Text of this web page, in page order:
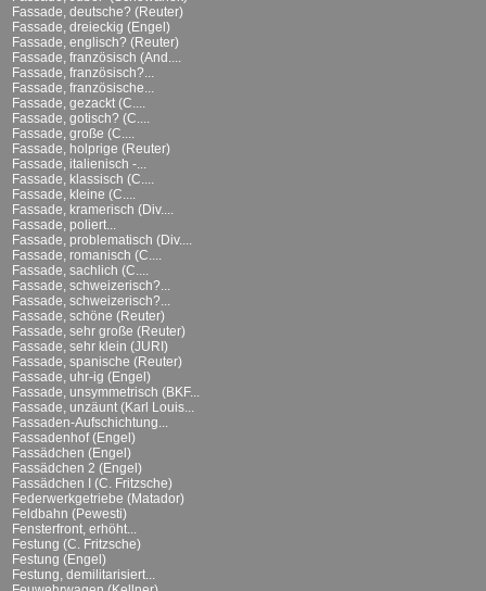
Fassade, deutsche? (Reuter)
Fassade, dreieckig (Engel)
Fassade, englisch? (Reuter)
Fassade, französisch (And....
Fassade, französisch?...
Fassade, französische...
Fassade, gezackt (C....
Fassade, gotisch? (C....
Fassade, große (C....
Fassade, holprige (Reuter)
Fassade, italienisch -...
Fassade, klassisch (C....
Fassade, kleine (C....
Fassade, kramerisch (Div....
Fassade, poliert...
Fassade, problematisch (Div....
Fassade, romanisch (C....
Fassade, sachlich (C....
Fassade, schweizerisch?...
Fassade, schweizerisch?...
Fassade, schöne (Reuter)
Fassade, sehr große (Reuter)
Fassade, sehr klein (JURI)
Fassade, spanische (Reuter)
Fassade, uhr-ig (Engel)
Fassade, unsymmetrisch (BKF...
Fassade, unzäunt (Karl Louis...
Fassaden-Aufschichtung...
Fassadenhof (Engel)
Fassädchen (Engel)
Fassädchen 2 (Engel)
Fassädchen I (C. Fritzsche)
Federwerkgetriebe (Matador)
Feldbahn (Pewesti)
Fensterfront, erhöht...
Festung (C. Fritzsche)
Festung (Engel)
Festung, demilitarisiert...